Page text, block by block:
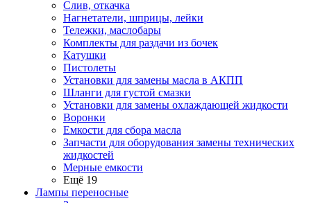
Слив, откачка
Нагнетатели, шприцы, лейки
Тележки, маслобары
Комплекты для раздачи из бочек
Катушки
Пистолеты
Установки для замены масла в АКПП
Шланги для густой смазки
Установки для замены охлаждающей жидкости
Воронки
Емкости для сбора масла
Запчасти для оборудования замены технических
жидкостей
Мерные емкости
Ещё 19
Лампы переносные